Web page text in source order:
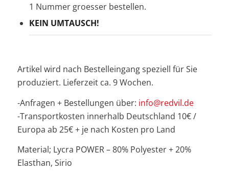
1 Nummer groesser bestellen.
KEIN UMTAUSCH!
Artikel wird nach Bestelleingang speziell für Sie
produziert. Lieferzeit ca. 9 Wochen.
-Anfragen + Bestellungen über: info@redvil.de
-Transportkosten innerhalb Deutschland 10€ /
Europa ab 25€ + je nach Kosten pro Land
Material; Lycra POWER – 80% Polyester + 20%
Elasthan, Sirio